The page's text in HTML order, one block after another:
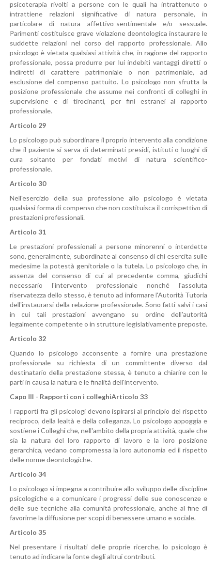
psicoterapia rivolti a persone con le quali ha intrattenuto o
intrattiene relazioni significative di natura personale, in
particolare di natura affettivo-sentimentale e/o sessuale.
Parimenti costituisce grave violazione deontologica instaurare le
suddette relazioni nel corso del rapporto professionale. Allo
psicologo è vietata qualsiasi attività che, in ragione del rapporto
professionale, possa produrre per lui indebiti vantaggi diretti o
indiretti di carattere patrimoniale o non patrimoniale, ad
esclusione del compenso pattuito. Lo psicologo non sfrutta la
posizione professionale che assume nei confronti di colleghi in
supervisione e di tirocinanti, per fini estranei al rapporto
professionale.
Articolo 29
Lo psicologo può subordinare il proprio intervento alla condizione
che il paziente si serva di determinati presidi, istituti o luoghi di
cura soltanto per fondati motivi di natura scientifico-
professionale.
Articolo 30
Nell'esercizio della sua professione allo psicologo è vietata
qualsiasi forma di compenso che non costituisca il corrispettivo di
prestazioni professionali.
Articolo 31
Le prestazioni professionali a persone minorenni o interdette
sono, generalmente, subordinate al consenso di chi esercita sulle
medesime la potestà genitoriale o la tutela. Lo psicologo che, in
assenza del consenso di cui al precedente comma, giudichi
necessario l'intervento professionale nonché l'assoluta
riservatezza dello stesso, è tenuto ad informare l'Autorità Tutoria
dell'instaurarsi della relazione professionale. Sono fatti salvi i casi
in cui tali prestazioni avvengano su ordine dell'autorità
legalmente competente o in strutture legislativamente preposte.
Articolo 32
Quando lo psicologo acconsente a fornire una prestazione
professionale su richiesta di un committente diverso dal
destinatario della prestazione stessa, è tenuto a chiarire con le
parti in causa la natura e le finalità dell'intervento.
Capo III - Rapporti con i colleghiArticolo 33
I rapporti fra gli psicologi devono ispirarsi al principio del rispetto
reciproco, della lealtà e della colleganza. Lo psicologo appoggia e
sostiene i Colleghi che, nell'ambito della propria attività, quale che
sia la natura del loro rapporto di lavoro e la loro posizione
gerarchica, vedano compromessa la loro autonomia ed il rispetto
delle norme deontologiche.
Articolo 34
Lo psicologo si impegna a contribuire allo sviluppo delle discipline
psicologiche e a comunicare i progressi delle sue conoscenze e
delle sue tecniche alla comunità professionale, anche al fine di
favorirne la diffusione per scopi di benessere umano e sociale.
Articolo 35
Nel presentare i risultati delle proprie ricerche, lo psicologo è
tenuto ad indicare la fonte degli altrui contributi.